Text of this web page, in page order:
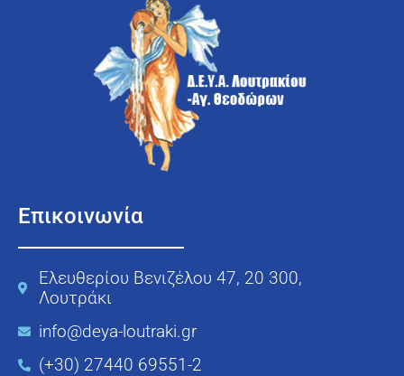
Επικοινωνία
Ελευθερίου Βενιζέλου 47, 20 300,
Λουτράκι
info@deya-loutraki.gr
(+30) 27440 69551-2